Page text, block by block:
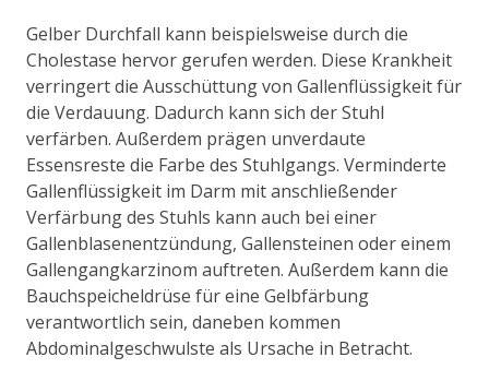
Gelber Durchfall kann beispielsweise durch die
Cholestase hervor gerufen werden. Diese Krankheit
verringert die Ausschüttung von Gallenflüssigkeit für
die Verdauung. Dadurch kann sich der Stuhl
verfärben. Außerdem prägen unverdaute
Essensreste die Farbe des Stuhlgangs. Verminderte
Gallenflüssigkeit im Darm mit anschließender
Verfärbung des Stuhls kann auch bei einer
Gallenblasenentzündung, Gallensteinen oder einem
Gallengangkarzinom auftreten. Außerdem kann die
Bauchspeicheldrüse für eine Gelbfärbung
verantwortlich sein, daneben kommen
Abdominalgeschwulste als Ursache in Betracht.